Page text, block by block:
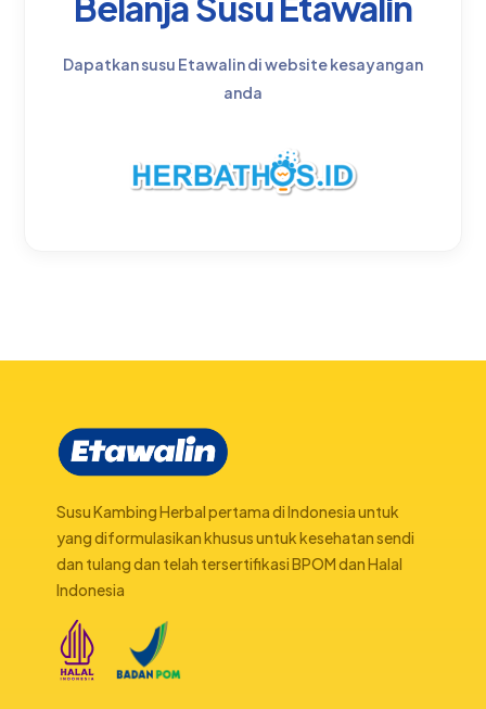
Dapatkan susu Etawalin di website kesayangan
anda
Susu Kambing Herbal pertama di Indonesia untuk
yang diformulasikan khusus untuk kesehatan sendi
dan tulang dan telah tersertifikasi BPOM dan Halal
Indonesia